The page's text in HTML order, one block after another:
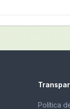
Política